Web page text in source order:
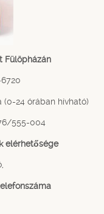
Fülöpházán
24 órában hívható)
555-004
elérhetősége